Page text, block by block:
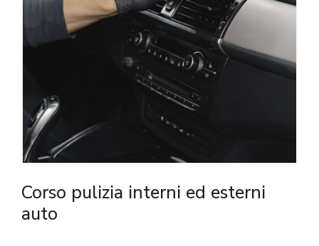
Corso pulizia interni ed esterni
auto